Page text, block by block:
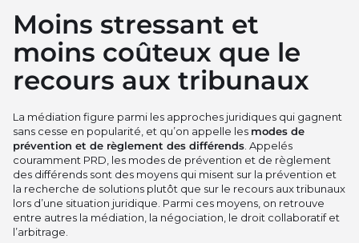
Moins stressant et
moins coûteux que le
recours aux tribunaux
La médiation figure parmi les approches juridiques qui gagnent
sans cesse en popularité, et qu’on appelle les modes de
prévention et de règlement des différends. Appelés
couramment PRD, les modes de prévention et de règlement
des différends sont des moyens qui misent sur la prévention et
la recherche de solutions plutôt que sur le recours aux tribunaux
lors d’une situation juridique. Parmi ces moyens, on retrouve
entre autres la médiation, la négociation, le droit collaboratif et
l’arbitrage.